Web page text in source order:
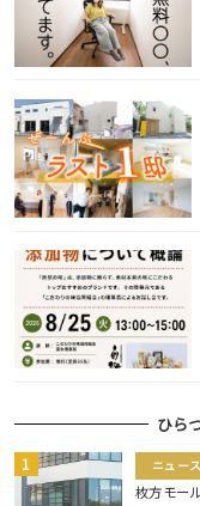
ひら
ニュース
枚方モー